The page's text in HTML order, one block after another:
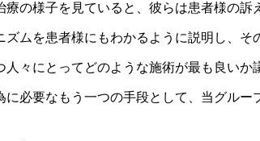
の様子を見ていると、彼らは患者様の訴
ムを患者様にもわかるように説明し、そ
々にとってどのような施術が最も良いか
必要なもう一つの手段として、当グル